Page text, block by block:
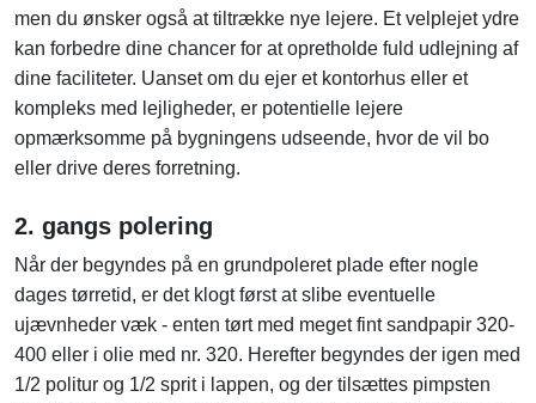
men du ønsker også at tiltrække nye lejere. Et velplejet ydre
kan forbedre dine chancer for at opretholde fuld udlejning af
dine faciliteter. Uanset om du ejer et kontorhus eller et
kompleks med lejligheder, er potentielle lejere
opmærksomme på bygningens udseende, hvor de vil bo
eller drive deres forretning.
2. gangs polering
Når der begyndes på en grundpoleret plade efter nogle
dages tørretid, er det klogt først at slibe eventuelle
ujævnheder væk - enten tørt med meget fint sandpapir 320-
400 eller i olie med nr. 320. Herefter begyndes der igen med
1/2 politur og 1/2 sprit i lappen, og der tilsættes pimpsten